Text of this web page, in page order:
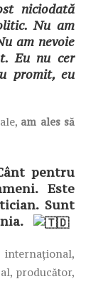
niciodată
Nu am
am nevoie
Eu nu cer
promit, eu
am ales să
pentru
Este
Sunt
producător,